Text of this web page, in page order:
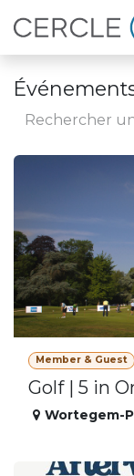
Se rendre au
Member & Guest
Golf | 5 in
Wortegem-